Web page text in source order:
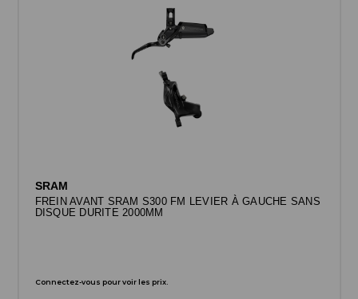
SRAM
FREIN AVANT SRAM S300 FM LEVIER À GAUCHE SANS
DISQUE DURITE 2000MM
Connectez-vous pour voir les prix.